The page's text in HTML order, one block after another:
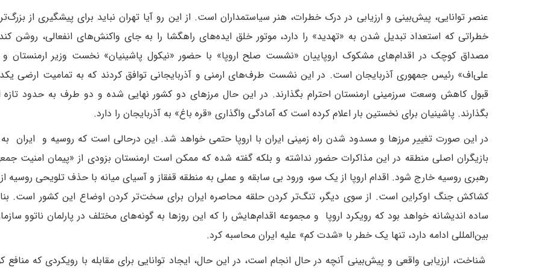
عنصر توانایی، پیش‌بینی و ارزیابی در درک خطرات، هنر سیاستمداران است. از این رو آیا تهران نباید برای پیشگیری از
خطراتی که استعداد تبدیل شدن به «تهدید» را دارد، موتور خلق ایده‌های راهگشا را به جای واکنش‌های انفعالی، روشن
مصداق کوچک در اقدام‌های مشکوک اروپاییان «نشست صلح اروپا» با حضور «نیکول پاشینیان» نخست وزیر ارمنستان و
علی‌اف» رئیس جمهوری آذربایجان است. در این نشست طرف‌های ارمنی و آذربایجانی توافق کردند که به تمامیت ارضی
قبول کاهش وسعت سرزمینی ارمنستان احترام بگذارند. در این حال مرزهای دو کشور نهایی شده و دو طرف به حدود تازه
بگذارند. پاشینیان برای نخستین بار اعلام کرده است که آمادگی واگذاری «قره باغ» به آذربایجان را دارد.
در این صورت تغییر مرزها و مسدود شدن راه‌ زمینی ایران با اروپا حتمی خواهد شد. این درحالی است که روسیه و ایران به
بازیگران اصلی منطقه در این مذاکرات حضور نداشته و بلکه گفته شده که ممکن است ارمنستان بزودی از «پیمان امنیت
رهبری روسیه خارج شود. اقدام اروپا از یک سو، ورود بی سابقه و عملی به منطقه قفقاز و آسیای میانه با حذف تلویحی روسیه
کشاکش جنگ اوکراین است. از سوی دیگر، تنگ‌تر کردن حلقه محاصره ایران برای سخت‌تر کردن اوضاع این کشور است.
ساده اندیشانه خواهد بود که رویکرد اروپا و مجموعه اقدام‌هایش را که این روزها به گونه‌های مختلف در پارلمان ناتوو
بین‌المللی ادامه دارد، تنها یک خطر با «شدت کم» علیه ایران محاسبه کرد.
شناخت، ارزیابی واقعی و پیش‌بینی آنچه در حال انجام است، در این حال، ایجاد توانایی برای مقابله با رویکردی که منافع